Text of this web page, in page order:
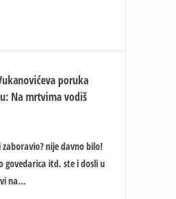
poruka
Na mrtvima vodiš
nije davno bilo!
govedarica itd. ste i dosli u
na…